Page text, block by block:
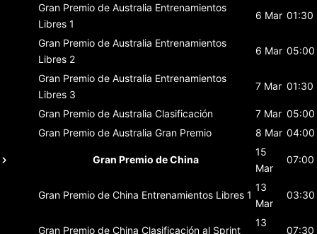
Gran Premio de Australia Entrenamientos
Libres 1
6 Mar 01:30
Gran Premio de Australia Entrenamientos
Libres 2
6 Mar 05:00
Gran Premio de Australia Entrenamientos
Libres 3
7 Mar 01:30
Gran Premio de Australia Clasificación 7 Mar 05:00
Gran Premio de Australia Gran Premio 8 Mar 04:00
Gran Premio de China
15
Mar
07:00
Gran Premio de China Entrenamientos Libres 1
13
Mar
03:30
Gran Premio de China Clasificación al Sprint
13
07:30